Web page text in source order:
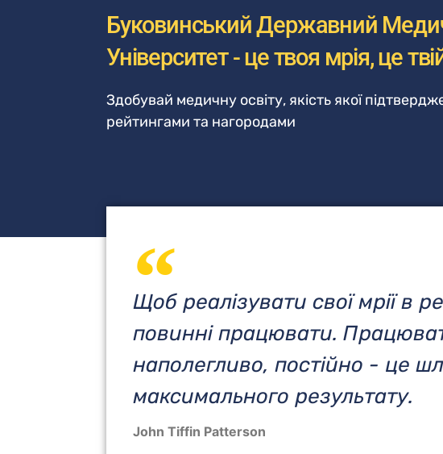
Буковинський Державний
Університет - це твоя мрія, це
Здобувай медичну освіту, якість якої
рейтингами та нагородами
Щоб реалізувати свої мрії в
повинні працювати.
наполегливо, постійно - це
максимального результату.
John Tiffin Patterson